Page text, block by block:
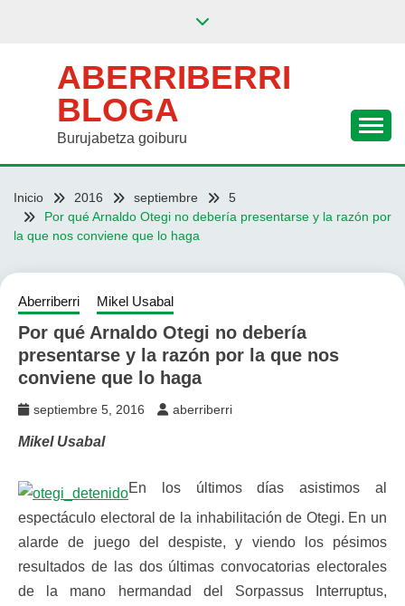
ABERRIBERRI
BLOGA
Burujabetza goiburu
Inicio 2016 septiembre
5
Por qué Arnaldo Otegi no debería presentarse y la razón por
la que nos conviene que lo haga
Aberriberri Mikel Usabal
Por qué Arnaldo Otegi no debería
presentarse y la razón por la que nos
conviene que lo haga
septiembre 5, 2016 aberriberri
Mikel Usabal
En los últimos días asistimos al
espectáculo electoral de la inhabilitación de Otegi. En un
alarde de juego del despiste, y viendo los pésimos
resultados de las dos últimas convocatorias electorales
de la mano hermandad del Sorpassus Interruptus,